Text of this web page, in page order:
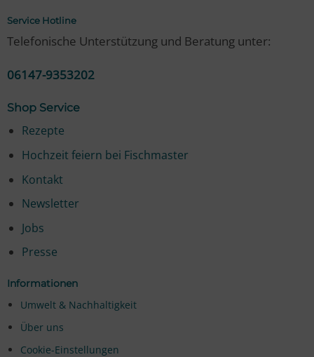
Service Hotline
Telefonische Unterstützung und Beratung unter:
06147-9353202
Shop Service
Rezepte
Hochzeit feiern bei Fischmaster
Kontakt
Newsletter
Jobs
Presse
Informationen
Umwelt & Nachhaltigkeit
Über uns
Cookie-Einstellungen